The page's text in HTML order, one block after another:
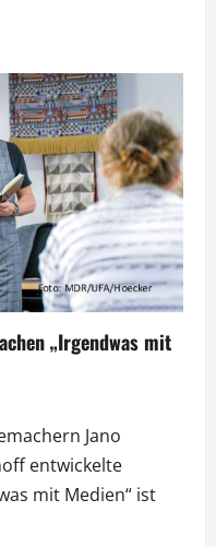
„Irgendwas mit
Jano
entwickelte
mit Medien“ ist